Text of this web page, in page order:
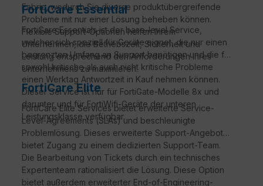
Fabric, wodurch Sie diverse produktübergreifende
Probleme mit nur einer Lösung beheben können.
Flexible Support-Optionen helfen Ihrem
Unternehmen, die Betriebszeit, Sicherheit und
Leistung entsprechend den Anforderungen Ihres
Unternehmens zu maximieren.
FortiCare Essential
FortiCare Essentials ist der base-level Service,
welcher sich speziell für Geräte eignet, die nur einen
begrenzten Umfang an Support benötigen und die für
sowohl kritische als auch nicht kritische Probleme
einen Werktag Antwortzeit in Kauf nehmen können.
Dieser Service ist nur für FortiGate-Modelle 8x und
darunter und für FortiWifi-Geräte der unteren
Leistungsklasse verfügbar.
FortiCare Elite
FortiCareElite Services bietet erweiterte Service-
Level-Agreements (SLAs) und beschleunigte
Problemlösung. Dieses erweiterte Support-Angebot
bietet Zugang zu einem dedizierten Support-Team.
Die Bearbeitung von Tickets durch ein technisches
Expertenteam rationalisiert die Lösung. Diese Option
bietet außerdem erweiterter End-of-Engineering-